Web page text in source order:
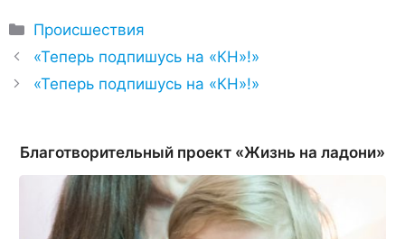
Рубрики
Происшествия
«Теперь подпишусь на «КН»!»
«Теперь подпишусь на «КН»!»
Благотворительный проект «Жизнь на ладони»